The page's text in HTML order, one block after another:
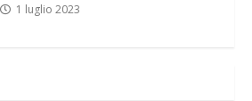
1 luglio 2023